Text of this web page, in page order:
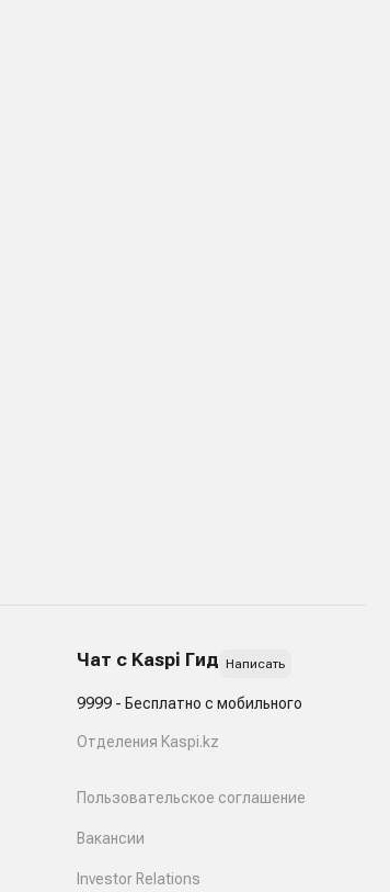
Чат с Kaspi Гид Написать
9999 - Бесплатно с мобильного
Отделения Kaspi.kz
Пользовательское соглашение
Вакансии
Investor Relations